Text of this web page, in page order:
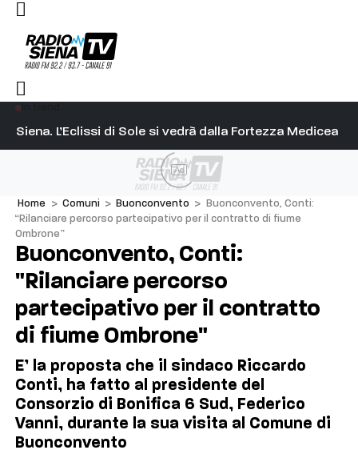
Siena. L’Eclissi di Sole si vedrà dalla Fortezza Medicea
“Il caldo rallenta la città, ma gli agriturismi
Ad
Home > Comuni > Buonconvento >
Buonconvento, Conti:
“Rilanciare percorso partecipativo per il contratto di fiume
Ombrone”
Buonconvento, Conti:
"Rilanciare percorso
partecipativo per il contratto
di fiume Ombrone"
E’ la proposta che il sindaco Riccardo
Conti, ha fatto al presidente del
Consorzio di Bonifica 6 Sud, Federico
Vanni, durante la sua visita al Comune di
Buonconvento